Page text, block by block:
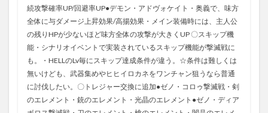
続攻撃確率UP/回避率UP●デモン・アドヴォケイト・奥義で、味方
全体に与ダメージ上昇効果/高揚効果・メイン装備時には、主人公
の残りHPが少ないほど味方全体の攻撃が大きくUP 〇スキップ機
能・シナリオイベントで実装されているスキップ機能が撃滅戦に
も。・HELLのLv毎にスキップ達成条件が違う。☆条件は難しくは
無いけども、武器集めやヒヒイロカネをワンチャン狙うなら普通
に討伐したい。〇トレジャー交換に追加●ゼノ・コロゥ撃滅戦・剣
のエレメント・銃のエレメント・光晶のエレメント●ゼノ・ディア